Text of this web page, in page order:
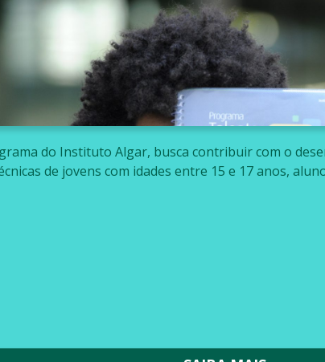
do Instituto Algar, busca contribuir com o
de jovens com idades entre 15 e 17 anos,